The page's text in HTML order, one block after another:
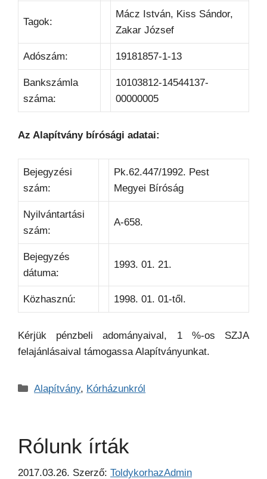
Tagok:
Mácz István, Kiss Sándor,
Zakar József
Adószám: 19181857-1-13
Bankszámla
száma:
10103812-14544137-
00000005
Az Alapítvány bírósági adatai:
Bejegyzési
szám:
Pk.62.447/1992. Pest
Megyei Bíróság
Nyilvántartási
szám:
A-658.
Bejegyzés
dátuma:
1993. 01. 21.
Közhasznú: 1998. 01. 01-től.
Kérjük pénzbeli adományaival, 1 %-os SZJA
felajánlásaival támogassa Alapítványunkat.
Kategória
Alapítvány, Kórházunkról
Rólunk írták
2017.03.26. Szerző: ToldykorhazAdmin